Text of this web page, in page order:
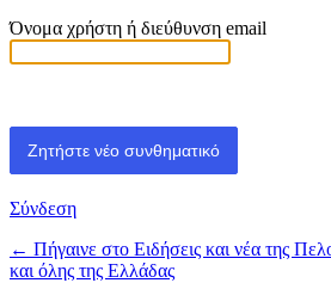
Όνομα χρήστη ή διεύθυνση email
Σύνδεση
← Πήγαινε στο Ειδήσεις και νέα της
και όλης της Ελλάδας